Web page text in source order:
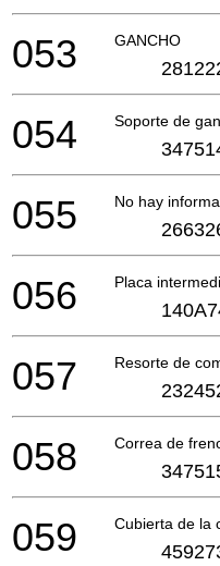
GANCHO
053
Soporte de
054
No hay
055
Placa
056
Resorte de
057
Correa de
058
Cubierta de la
059